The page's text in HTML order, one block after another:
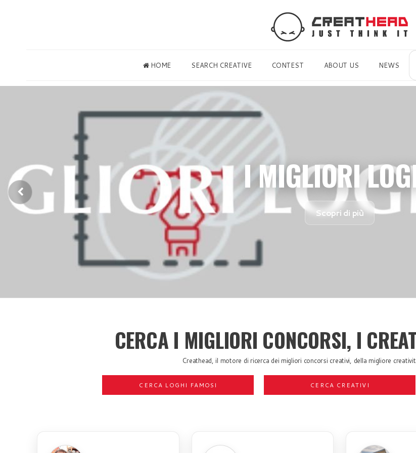
HOME SEARCH CREATIVE CONTEST ABOUT US NEWS
I MIGLIORI
Scopri di più
CERCA I MIGLIORI CONCORSI, I
Creathead, il motore di ricerca dei migliori concorsi creativi, della migliore
CERCA LOGHI FAMOSI CERCA CREATIVI